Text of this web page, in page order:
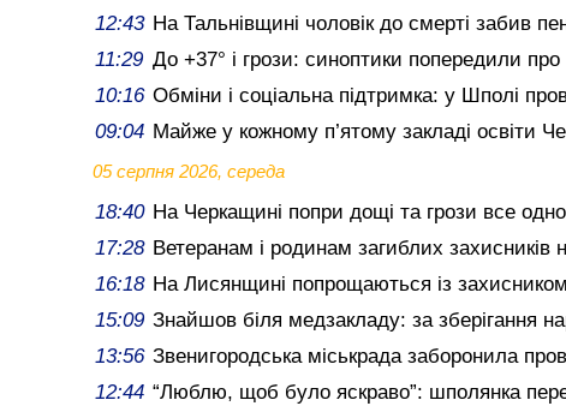
12:43 На Тальнівщині чоловік до смерті забив
11:29 До +37° і грози: синоптики попередили
10:16 Обміни і соціальна підтримка: у Шполі
09:04 Майже у кожному п’ятому закладі освіти
05 серпня 2026, середа
18:40 На Черкащині попри дощі та грози все
17:28 Ветеранам і родинам загиблих
16:18 На Лисянщині попрощаються із
15:09 Знайшов біля медзакладу: за зберігання
13:56 Звенигородська міськрада заборонила
12:44 “Люблю, щоб було яскраво”: шполянка